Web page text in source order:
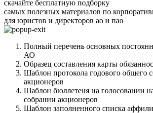
скачайте бесплатную подборку
самых полезных материалов по
для юристов и директоров ао и пао
Полный перечень основных
АО
Образец составления карты
Шаблон протокола годового общего
акционеров
Шаблон бюллетеня на голосовании
собрании акционеров
Шаблон заполненного списка